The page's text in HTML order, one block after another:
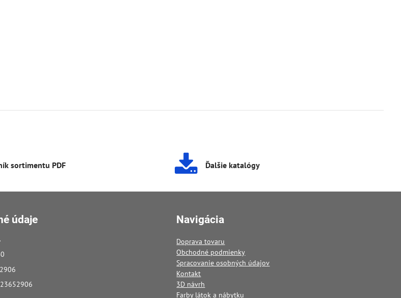
sortimentu PDF Ďalšie katalógy
údaje Navigácia
Doprava tovaru
Obchodné podmienky
Spracovanie osobných údajov
Kontakt
3D návrh
Farby látok a nábytku